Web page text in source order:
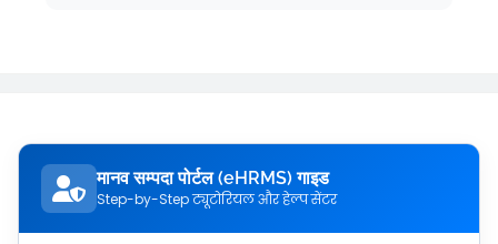
मानव सम्पदा पोर्टल (eHRMS) गाइड
Step-by-Step ट्यूटोरियल और हेल्प सेंटर